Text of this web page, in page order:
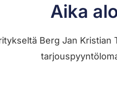
Aika
Berg Jan Kristian